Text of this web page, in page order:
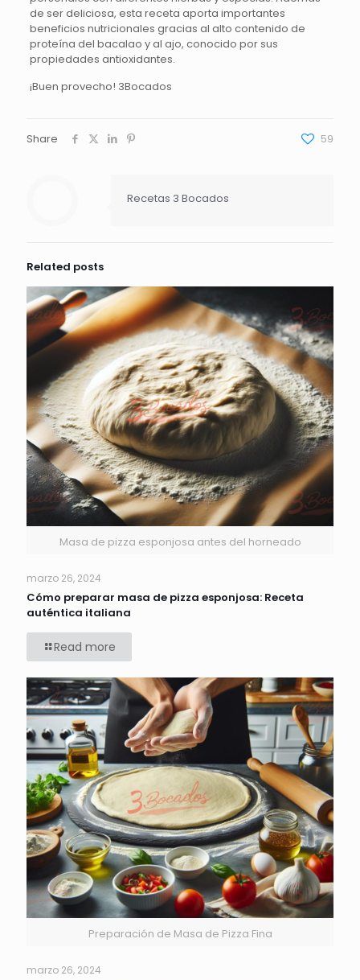
de ser deliciosa, esta receta aporta importantes
beneficios nutricionales gracias al alto contenido de
proteína del bacalao y al ajo, conocido por sus
propiedades antioxidantes.
¡Buen provecho! 3Bocados
Share 59
Recetas 3 Bocados
Related posts
Masa de pizza esponjosa antes del horneado
marzo 26, 2024
Cómo preparar masa de pizza esponjosa: Receta
auténtica italiana
Read more
Preparación de Masa de Pizza Fina
marzo 26, 2024